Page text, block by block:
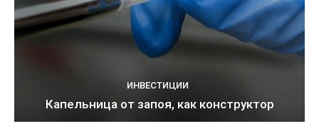
ИНВЕСТИЦИИ
Капельница от запоя, как конструктор